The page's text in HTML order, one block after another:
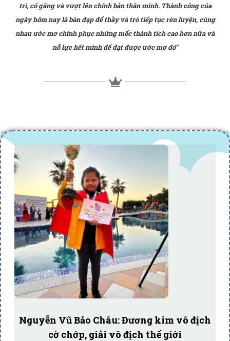
trì, cố gắng và vượt lên chính bản thân mình. Thành công của
ngày hôm nay là bàn đạp để thầy và trò tiếp tục rèn luyện, cùng
nhau ước mơ chinh phục những mốc thành tích cao hơn nữa và
nỗ lực hết mình để đạt được ước mơ đó”
Nguyễn Vũ Bảo Châu: Đương kim vô địch
cờ chớp, giải vô địch thế giới